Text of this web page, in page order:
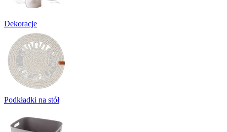
Dekoracje
Podkładki na stół